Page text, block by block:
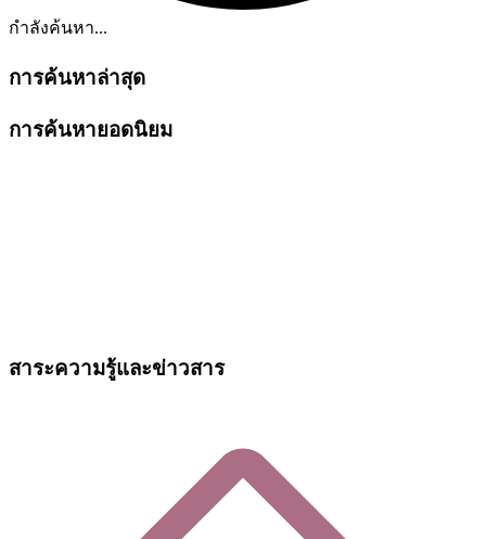
กำลังค้นหา...
การค้นหาล่าสุด
การค้นหายอดนิยม
สาระความรู้และข่าวสาร